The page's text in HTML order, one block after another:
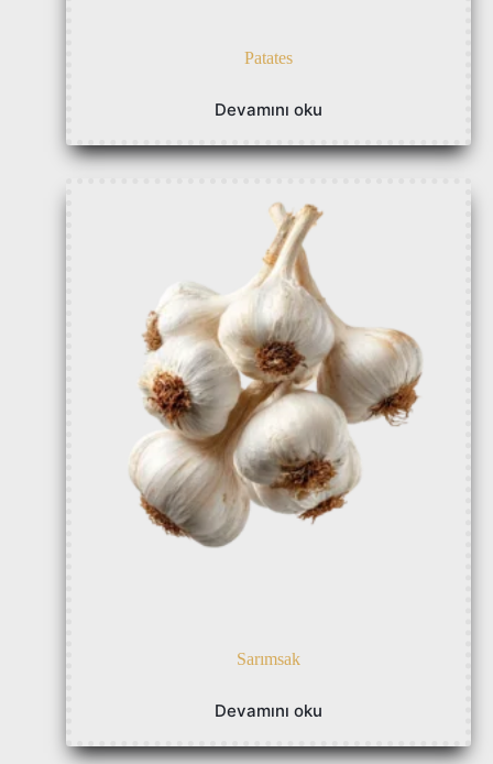
Patates
Devamını oku
Sarımsak
Devamını oku